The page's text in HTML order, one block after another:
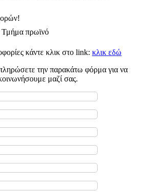
Τμήμα πρωϊνό
κάντε κλικ στο link: κλικ εδώ
την παρακάτω φόρμα για να
μαζί σας.